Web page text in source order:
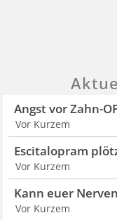
Angst vor Zahn-
Vor Kurzem
Escitalopram
Vor Kurzem
Kann euer
Vor Kurzem